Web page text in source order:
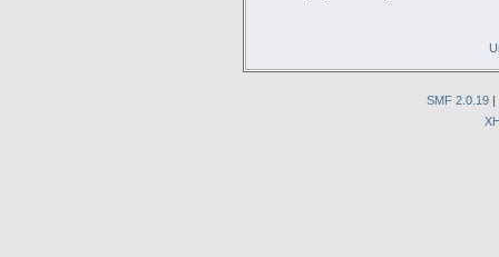
SMF 2.0.19